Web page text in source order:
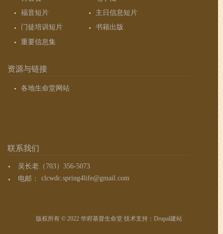
福音短片
主日信息短片
门徒培训短片
书籍出版
重要信息集
资源与链接
各地生命堂网站
联系我们
吴长老（703）356-5073
电邮：
clcwdc.spring4life@gmail.com
版权所有 © 2022 华府基督生命堂 技术支持： Drupal建站